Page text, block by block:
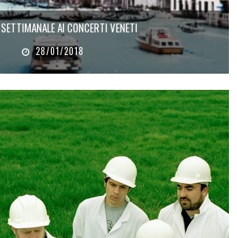
AI CONCERTI VENETI
28/01/2018